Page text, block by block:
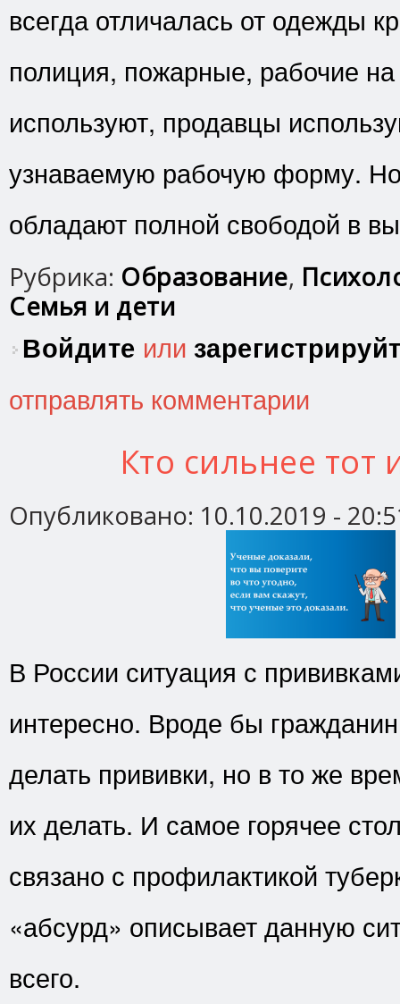
всегда отличалась от одежды
полиция, пожарные, рабочие на
используют, продавцы
узнаваемую рабочую форму.
обладают полной свободой в
Рубрика: Образование,
Семья и дети
Войдите или
отправлять комментарии
Кто сильнее тот
Опубликовано: 10.10.2019 -
В России ситуация с
интересно. Вроде бы
делать прививки, но в то же
их делать. И самое горячее
связано с профилактикой
«абсурд» описывает данную
всего.